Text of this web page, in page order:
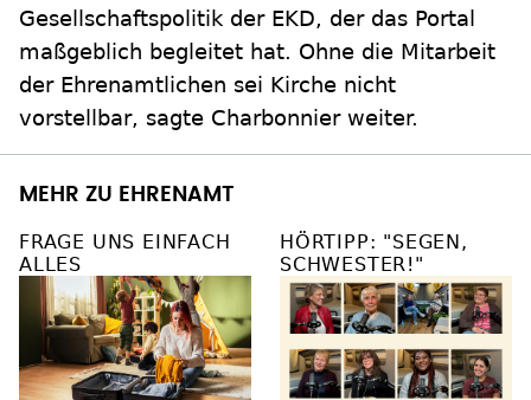
Gesellschaftspolitik der EKD, der das Portal
maßgeblich begleitet hat. Ohne die Mitarbeit
der Ehrenamtlichen sei Kirche nicht
vorstellbar, sagte Charbonnier weiter.
MEHR ZU EHRENAMT
FRAGE UNS EINFACH
ALLES
HÖRTIPP: "SEGEN,
SCHWESTER!"